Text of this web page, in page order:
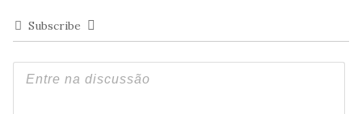
Subscribe